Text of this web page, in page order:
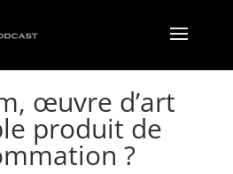
œuvre d’art
produit de
?